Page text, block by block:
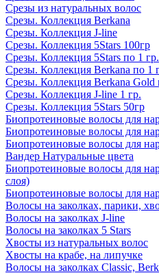
Срезы из натуральных волос
Срезы. Коллекция Berkana
Срезы. Коллекция J-line
Срезы. Коллекция 5Stars 100гр
Срезы. Коллекция 5Stars по 1 гр.
Срезы. Коллекция Berkana по 1
Срезы. Коллекция Berkana Gold
Срезы. Коллекция J-line 1 гр.
Срезы. Коллекция 5Stars 50гр
Биопротеиновые волосы для
Биопротеиновые волосы для
Биопротеиновые волосы для
Вандер Натуральные цвета
Биопротеиновые волосы для
слоя)
Биопротеиновые волосы для
Волосы на заколках, парики,
Волосы на заколках J-line
Волосы на заколках 5 Stars
Хвосты из натуральных волос
Хвосты на крабе, на липучке
Волосы на заколках Classic,